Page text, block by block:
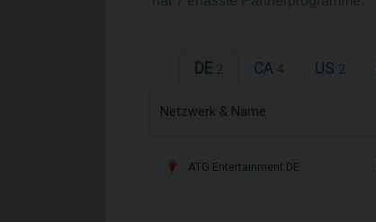
DE CA US
Netzwerk & Name
ATG Entertainment DE